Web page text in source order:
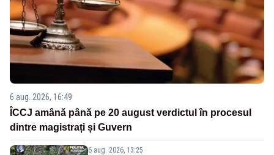
6 aug. 2026, 16:49
ÎCCJ amână până pe 20 august verdictul în procesul
dintre magistrați și Guvern
6 aug. 2026, 13:25